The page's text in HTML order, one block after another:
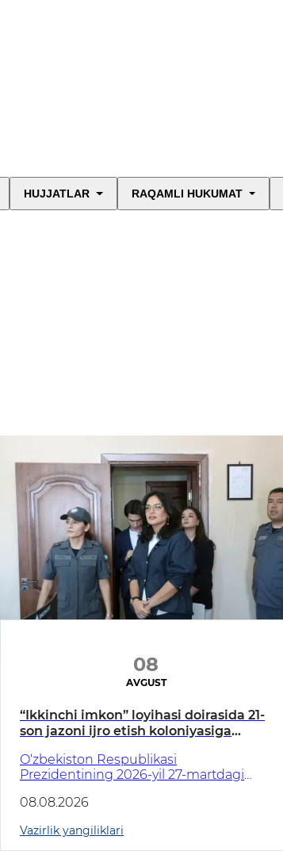
HUJJATLAR RAQAMLI HUKUMAT
08
AVGUST
“Ikkinchi imkon” loyihasi doirasida 21-
son jazoni ijro etish koloniyasiga
O‘zbekiston Respublikasi
Prezidentining 2026-yil 27-martdagi
maqsadida jazoni ijro etish
kasblarga o‘qitish va ularni jamiyatga
muvaffaqiyatli moslashtirish bo‘yicha
08.08.2026
Vazirlik yangiliklari